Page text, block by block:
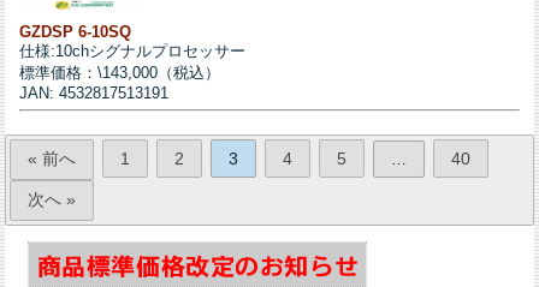
GZDSP 6-10SQ
仕様:10chシグナルプロセッサー
標準価格：\143,000（税込）
JAN: 4532817513191
« 前へ 1 2 3 4 5 40
次へ »